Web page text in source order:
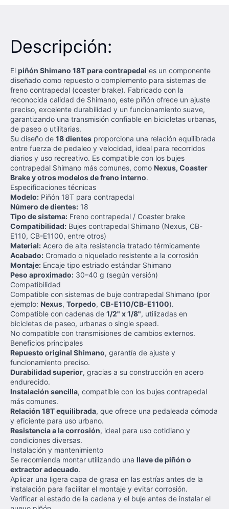
Descripción:
El piñón Shimano 18T para contrapedal es un componente
diseñado como repuesto o complemento para sistemas de
freno contrapedal (coaster brake). Fabricado con la
reconocida calidad de Shimano, este piñón ofrece un ajuste
preciso, excelente durabilidad y un funcionamiento suave,
garantizando una transmisión confiable en bicicletas urbanas,
de paseo o utilitarias.
Su diseño de 18 dientes proporciona una relación equilibrada
entre fuerza de pedaleo y velocidad, ideal para recorridos
diarios y uso recreativo. Es compatible con los bujes
contrapedal Shimano más comunes, como Nexus, Coaster
Brake y otros modelos de freno interno.
Especificaciones técnicas
Modelo: Piñón 18T para contrapedal
Número de dientes: 18
Tipo de sistema: Freno contrapedal / Coaster brake
Compatibilidad: Bujes contrapedal Shimano (Nexus, CB-
E110, CB-E1100, entre otros)
Material: Acero de alta resistencia tratado térmicamente
Acabado: Cromado o niquelado resistente a la corrosión
Montaje: Encaje tipo estriado estándar Shimano
Peso aproximado: 30–40 g (según versión)
Compatibilidad
Compatible con sistemas de buje contrapedal Shimano (por
ejemplo: Nexus, Torpedo, CB-E110/CB-E1100).
Compatible con cadenas de 1/2" x 1/8", utilizadas en
bicicletas de paseo, urbanas o single speed.
No compatible con transmisiones de cambios externos.
Beneficios principales
Repuesto original Shimano, garantía de ajuste y
funcionamiento preciso.
Durabilidad superior, gracias a su construcción en acero
endurecido.
Instalación sencilla, compatible con los bujes contrapedal
más comunes.
Relación 18T equilibrada, que ofrece una pedaleada cómoda
y eficiente para uso urbano.
Resistencia a la corrosión, ideal para uso cotidiano y
condiciones diversas.
Instalación y mantenimiento
Se recomienda montar utilizando una llave de piñón o
extractor adecuado.
Aplicar una ligera capa de grasa en las estrías antes de la
instalación para facilitar el montaje y evitar corrosión.
Verificar el estado de la cadena y el buje antes de instalar el